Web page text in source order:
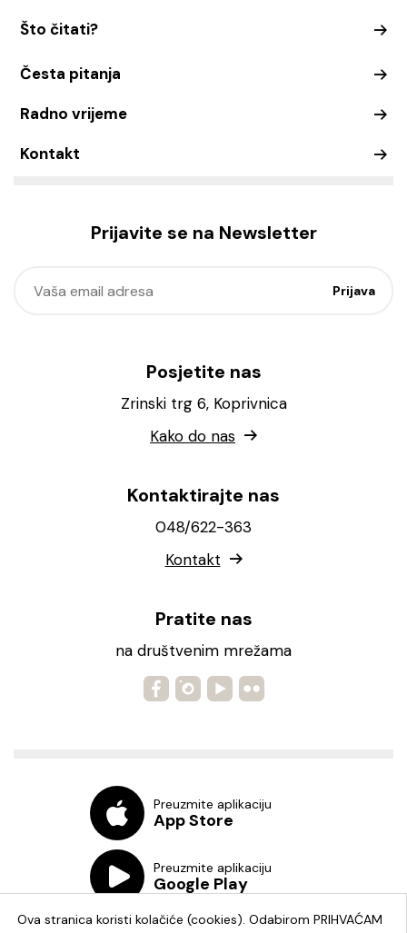
Što čitati?
Česta pitanja
Radno vrijeme
Kontakt
Prijavite se na Newsletter
Posjetite nas
Zrinski trg 6, Koprivnica
Kako do nas
Kontaktirajte nas
048/622-363
Kontakt
Pratite nas
na društvenim mrežama
Preuzmite aplikaciju
App Store
Preuzmite aplikaciju
Google Play
Ova stranica koristi kolačiće (cookies). Odabirom PRIHVAĆAM